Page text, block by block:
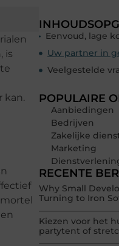
is
kan.
Veelgestelde
POPULAIRE
Aanbiedingen
Bedrijven
Zakelijke
Marketing
RECENTE
Why Small
Turning to Iron
Kiezen voor het
partytent of